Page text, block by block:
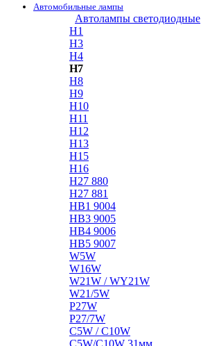
Автомобильные лампы
Автолампы светодиодные
H1
H3
H4
H7
H8
H9
H10
H11
H12
H13
H15
H16
H27 880
H27 881
HB1 9004
HB3 9005
HB4 9006
HB5 9007
W5W
W16W
W21W / WY21W
W21/5W
P27W
P27/7W
C5W / C10W
C5W/C10W 31мм